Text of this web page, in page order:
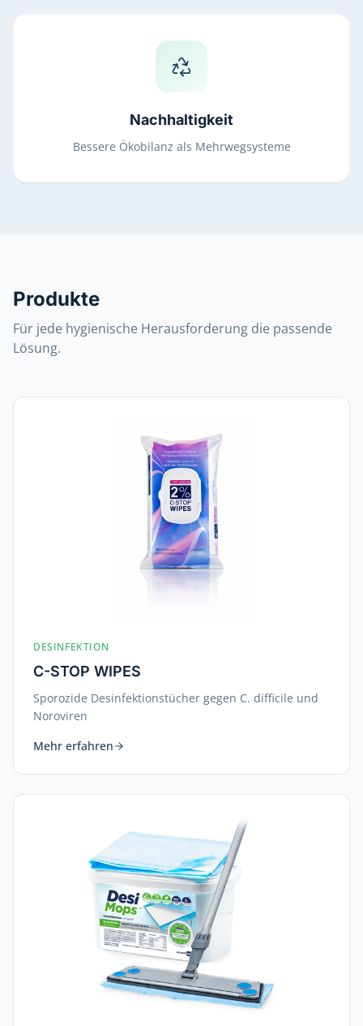
Nachhaltigkeit
Bessere Ökobilanz als Mehrwegsysteme
Produkte
Für jede hygienische Herausforderung die passende
Lösung.
DESINFEKTION
C-STOP WIPES
Sporozide Desinfektionstücher gegen C. difficile und
Noroviren
Mehr erfahren